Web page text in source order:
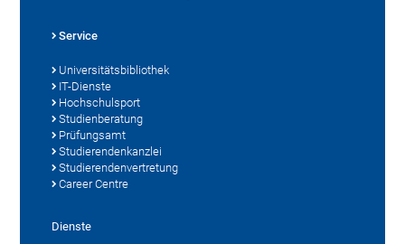
Service
Universitätsbibliothek
IT-Dienste
Hochschulsport
Studienberatung
Prüfungsamt
Studierendenkanzlei
Studierendenvertretung
Career Centre
Dienste